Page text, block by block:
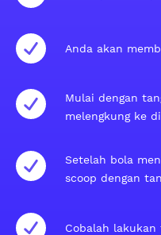
Anda akan
Mulai dengan
melengkung ke
Setelah bola
scoop dengan
Cobalah